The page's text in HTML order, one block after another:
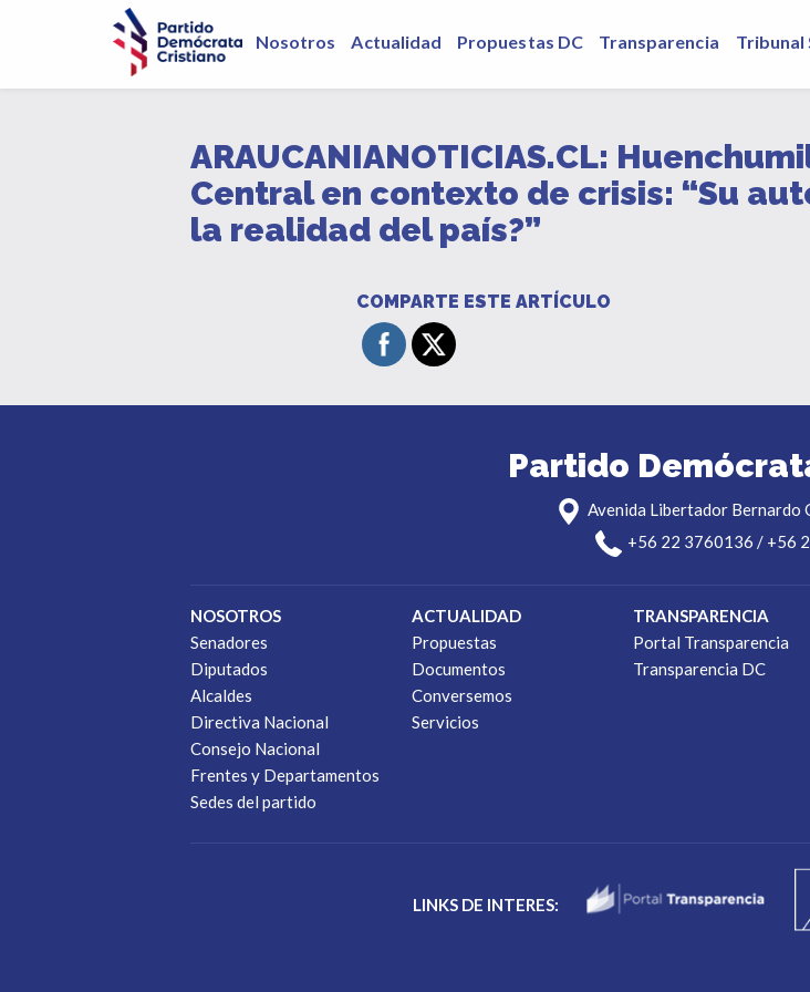
Nosotros Actualidad Propuestas DC Transparencia Tribunal
ARAUCANIANOTICIAS.CL:
Central en contexto de crisis: “Su
la realidad del país?”
COMPARTE ESTE ARTÍCULO
Partido
Avenida Libertador Bernardo
+56 22 3760136 / +56
NOSOTROS
Senadores
Diputados
Alcaldes
Directiva Nacional
Consejo Nacional
Frentes y Departamentos
Sedes del partido
ACTUALIDAD
Propuestas
Documentos
Conversemos
Servicios
TRANSPARENCIA
Portal Transparencia
Transparencia DC
LINKS DE INTERES: